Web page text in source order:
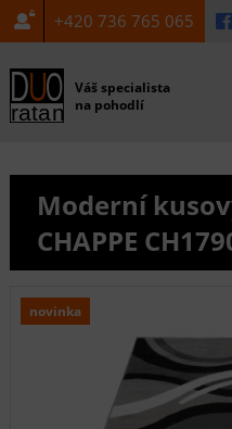
+420 736 765 065
Váš specialista
na pohodlí
Moderní
CHAPPE
novinka